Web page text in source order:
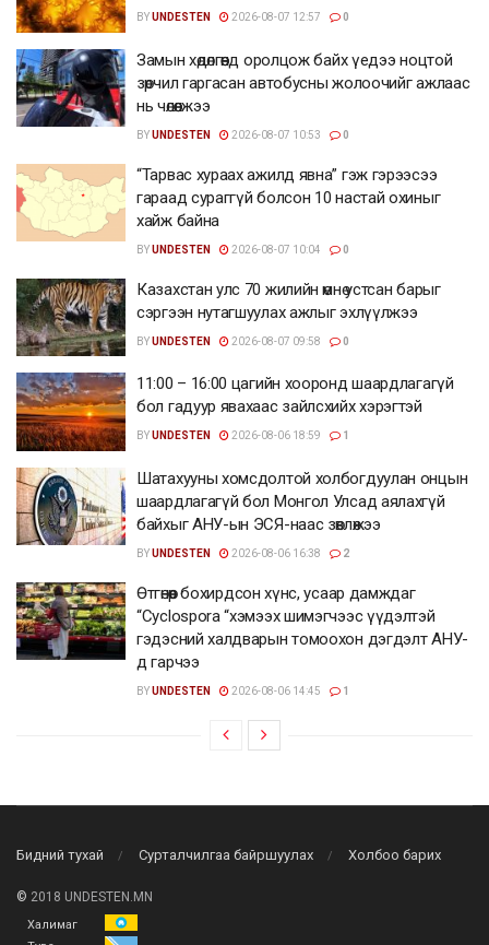
BYUNDESTEN 2026-08-07 12:57 0
Замын хөдөлгөөнд оролцож байх үедээ ноцтой
зөрчил гаргасан автобусны жолоочийг ажлаас
нь чөлөөлжээ
BYUNDESTEN 2026-08-07 10:53 0
“Тарвас хураах ажилд явна” гэж гэрээсээ
гараад сураггүй болсон 10 настай охиныг
хайж байна
BYUNDESTEN 2026-08-07 10:04 0
Казахстан улс 70 жилийн өмнө устсан барыг
сэргээн нутагшуулах ажлыг эхлүүлжээ
BYUNDESTEN 2026-08-07 09:58 0
11:00 – 16:00 цагийн хооронд шаардлагагүй
бол гадуур явахаас зайлсхийх хэрэгтэй
BYUNDESTEN 2026-08-06 18:59 1
Шатахууны хомсдолтой холбогдуулан онцын
шаардлагагүй бол Монгол Улсад аялахгүй
байхыг АНУ-ын ЭСЯ-наас зөвлөжээ
BYUNDESTEN 2026-08-06 16:38 2
Өтгөнөөр бохирдсон хүнс, усаар дамждаг
“Cyclospora “хэмээх шимэгчээс үүдэлтэй
гэдэсний халдварын томоохон дэгдэлт АНУ-
д гарчээ
BYUNDESTEN 2026-08-06 14:45 1
Бидний тухай Сурталчилгаа байршуулах Холбоо барих
© 2018 UNDESTEN.MN
Халимаг